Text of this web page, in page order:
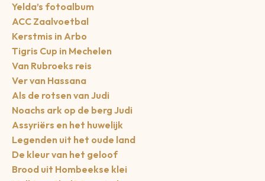
Yelda’s fotoalbum
ACC Zaalvoetbal
Kerstmis in Arbo
Tigris Cup in Mechelen
Van Rubroeks reis
Ver van Hassana
Als de rotsen van Judi
Noachs ark op de berg Judi
Assyriërs en het huwelijk
Legenden uit het oude land
De kleur van het geloof
Brood uit Hombeekse klei